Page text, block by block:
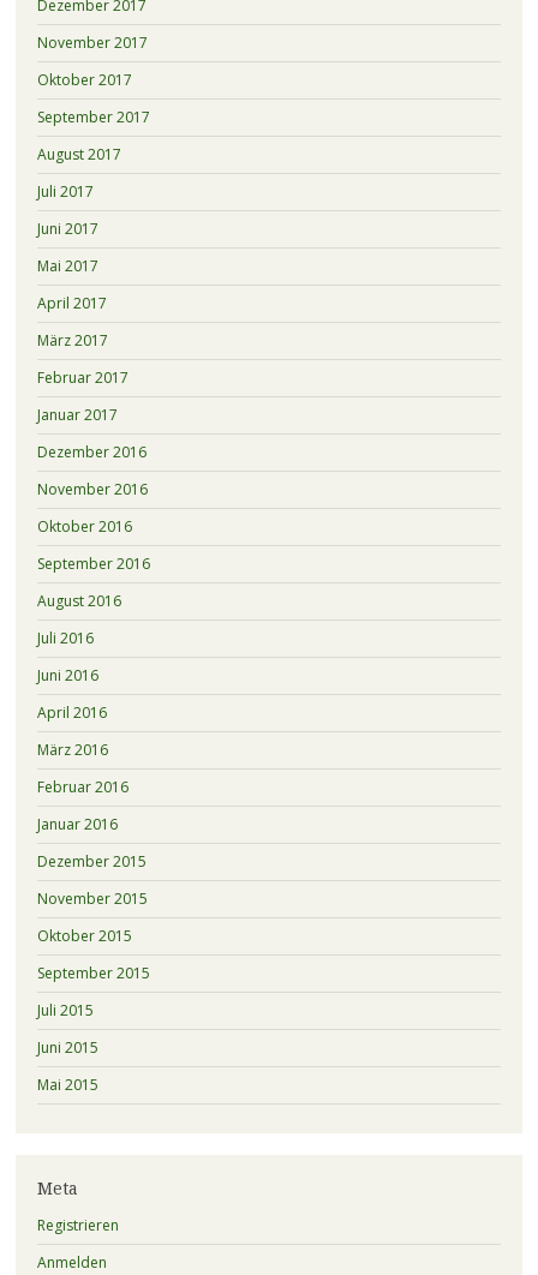
Dezember 2017
November 2017
Oktober 2017
September 2017
August 2017
Juli 2017
Juni 2017
Mai 2017
April 2017
März 2017
Februar 2017
Januar 2017
Dezember 2016
November 2016
Oktober 2016
September 2016
August 2016
Juli 2016
Juni 2016
April 2016
März 2016
Februar 2016
Januar 2016
Dezember 2015
November 2015
Oktober 2015
September 2015
Juli 2015
Juni 2015
Mai 2015
Meta
Registrieren
Anmelden